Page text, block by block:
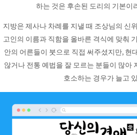
하는 것은 후손된 도리의 기본이
지방은 제사나 차례를 지낼 때 조상님의 신
고인의 이름과 직함을 올바른 격식에 맞춰
안의 어른들이 붓으로 직접 써주셨지만, 현
않거나 전통 예법을 잘 모르는 분들이 많아
호소하는 경우가 늘고